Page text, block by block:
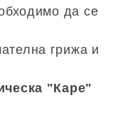
да се
грижа и
"Каре"